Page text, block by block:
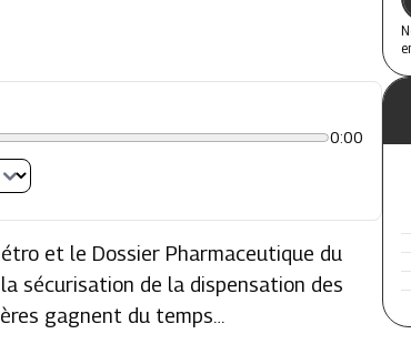
0:00
et le Dossier Pharmaceutique du
sécurisation de la dispensation des
gagnent du temps…